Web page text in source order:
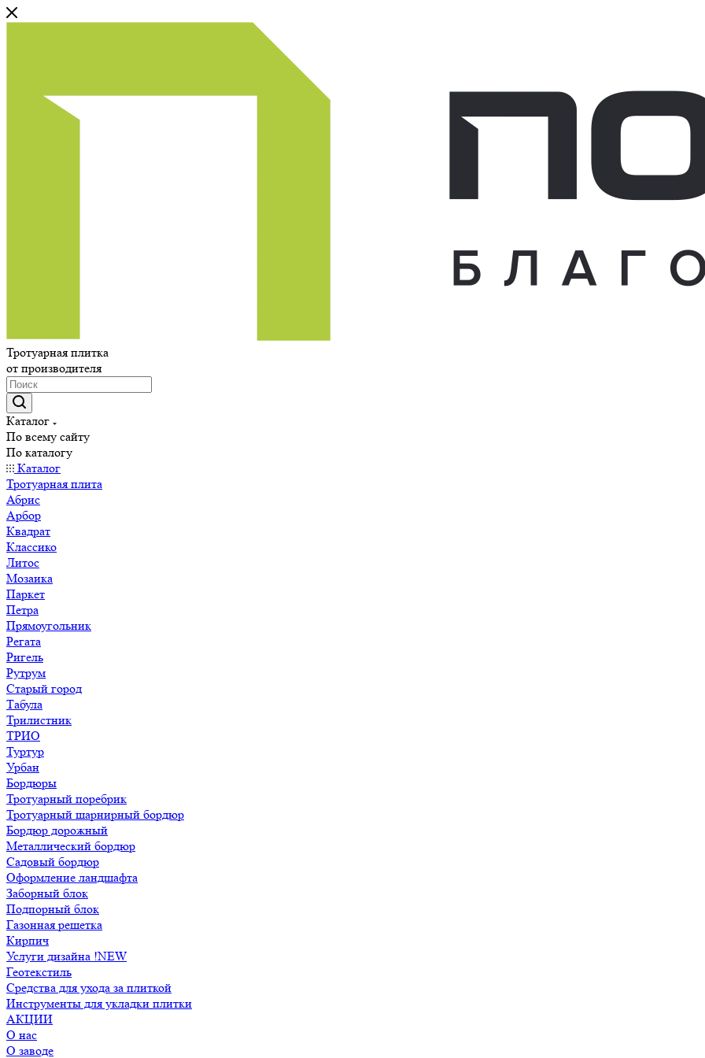
Тротуарная плитка
от производителя
Каталог
По всему сайту
По каталогу
Каталог
Тротуарная плита
Абрис
Арбор
Квадрат
Классико
Литос
Мозаика
Паркет
Петра
Прямоугольник
Регата
Ригель
Рутрум
Старый город
Табула
Трилистник
ТРИО
Туртур
Урбан
Бордюры
Тротуарный поребрик
Тротуарный шарнирный бордюр
Бордюр дорожный
Металлический бордюр
Садовый бордюр
Оформление ландшафта
Заборный блок
Подпорный блок
Газонная решетка
Кирпич
Услуги дизайна !NEW
Геотекстиль
Средства для ухода за плиткой
Инструменты для укладки плитки
АКЦИИ
О нас
О заводе